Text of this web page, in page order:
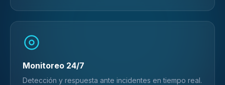
Monitoreo 24/7
Detección y respuesta ante incidentes en tiempo real.